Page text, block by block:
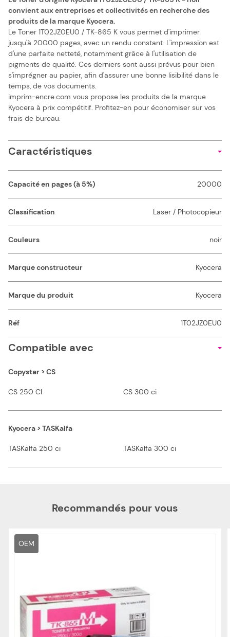
convient aux entreprises et collectivités en recherche des
produits de la marque Kyocera.
Le Toner 1T02JZ0EU0 / TK-865 K vous permet d'imprimer
jusqu'à 20000 pages, avec un rendu constant. L'impression est
d'une parfaite netteté, notamment grâce à l'utilisation de
pigments de qualité. Ces derniers sont aussi prévus pour bien
s'imprégner au papier, afin d'assurer une bonne lisibilité dans le
temps, de vos documents.
imprim-encre.com vous propose les produits de la marque
Kyocera à prix compétitif. Profitez-en pour économiser sur vos
frais de bureau.
Caractéristiques
Capacité en pages (à 5%) 20000
Classification Laser / Photocopieur
Couleurs noir
Marque constructeur Kyocera
Marque du produit Kyocera
Réf 1T02JZ0EU0
Compatible avec
Copystar > CS
CS 250 CI CS 300 ci
Kyocera > TASKalfa
TASKalfa 250 ci TASKalfa 300 ci
Recommandés pour vous
OEM